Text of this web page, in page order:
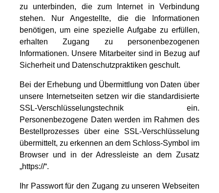
zu unterbinden, die zum Internet in Verbindung
stehen. Nur Angestellte, die die Informationen
benötigen, um eine spezielle Aufgabe zu erfüllen,
erhalten Zugang zu personenbezogenen
Informationen. Unsere Mitarbeiter sind in Bezug auf
Sicherheit und Datenschutzpraktiken geschult.
Bei der Erhebung und Übermittlung von Daten über
unsere Internetseiten setzen wir die standardisierte
SSL-Verschlüsselungstechnik ein.
Personenbezogene Daten werden im Rahmen des
Bestellprozesses über eine SSL‐Verschlüsselung
übermittelt, zu erkennen an dem Schloss‐Symbol im
Browser und in der Adressleiste an dem Zusatz
„https://“.
Ihr Passwort für den Zugang zu unseren Webseiten